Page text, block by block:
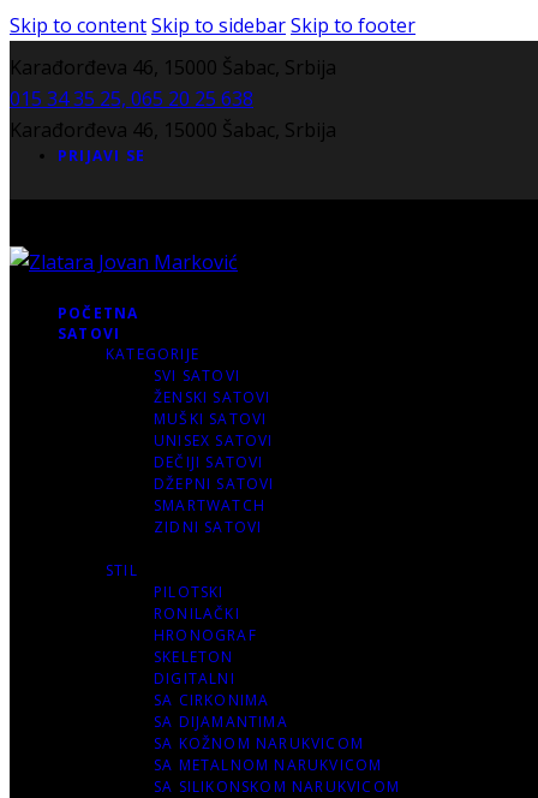
Skip to contentSkip to sidebarSkip to footer
Karađorđeva 46, 15000 Šabac, Srbija
015 34 35 25, 065 20 25 638
Karađorđeva 46, 15000 Šabac, Srbija
PRIJAVI SE
POČETNA
SATOVI
KATEGORIJE
SVI SATOVI
ŽENSKI SATOVI
MUŠKI SATOVI
UNISEX SATOVI
DEČIJI SATOVI
DŽEPNI SATOVI
SMARTWATCH
ZIDNI SATOVI
STIL
PILOTSKI
RONILAČKI
HRONOGRAF
SKELETON
DIGITALNI
SA CIRKONIMA
SA DIJAMANTIMA
SA KOŽNOM NARUKVICOM
SA METALNOM NARUKVICOM
SA SILIKONSKOM NARUKVICOM